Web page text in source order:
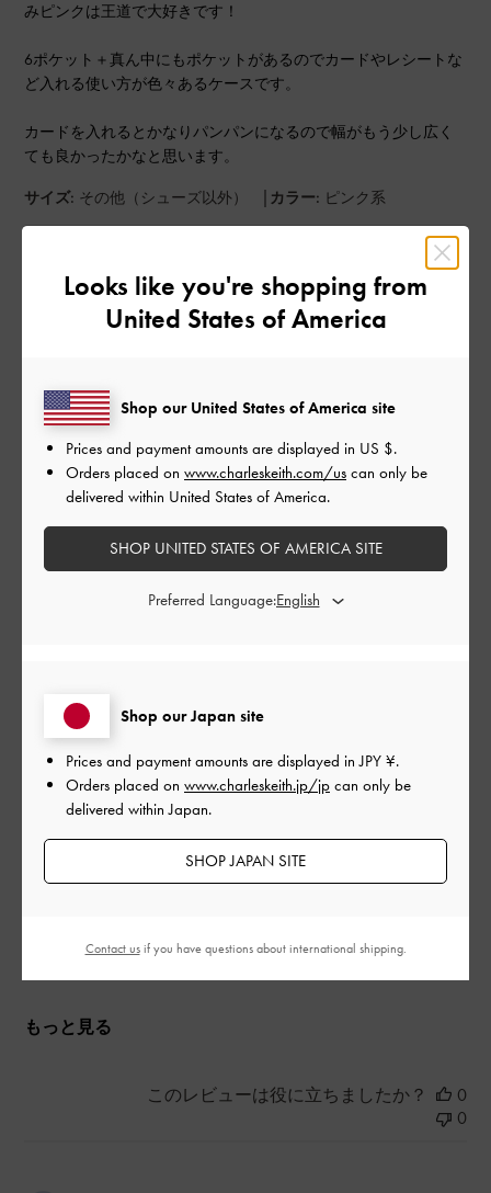
みピンクは王道で大好きです！
6ポケット＋真ん中にもポケットがあるのでカードやレシートな
ど入れる使い方が色々あるケースです。
カードを入れるとかなりパンパンになるので幅がもう少し広く
ても良かったかなと思います。
サイズ: その他（シューズ以外） | カラー: ピンク系
とても良かった
もっと見る
このレビューは役に立ちましたか？
ご利用者様
収納沢山あって良いです
サイズ: その他（シューズ以外） |カラー: ベージュ系
もっと見る
このレビューは役に立ちましたか？
0
0
Looks like you're shopping from
United States of America
Shop our Japan site
Prices and payment amounts are displayed inJPY ¥.
Orders placed on www.charleskeith.jp/jp can only be
delivered within Japan.
SHOP JAPAN SITE
Shop our United States of America site
Prices and payment amounts are displayed in US $.
Orders placed on www.charleskeith.com/us can only be
delivered within United States of America.
SHOP UNITED STATES OF AMERICA SITE
Preferred Language:
Contact usif you have questions about international shipping.